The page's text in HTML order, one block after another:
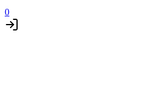
0